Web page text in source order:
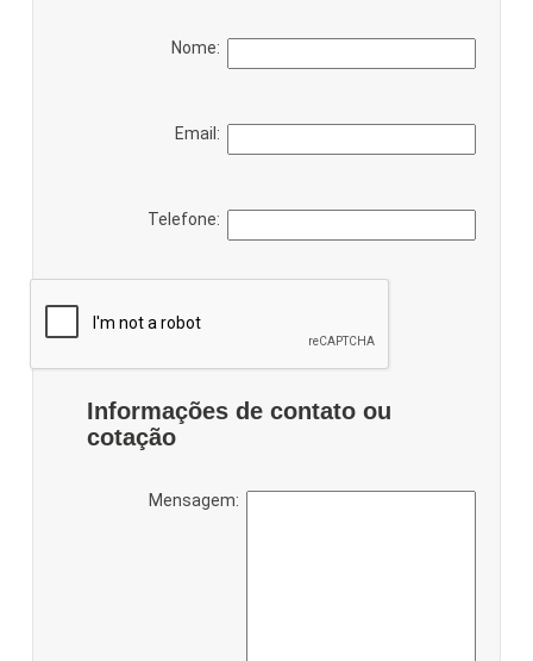
Nome:
Email:
Telefone:
Informações de contato ou
cotação
Mensagem: